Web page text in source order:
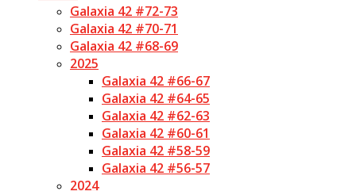
Galaxia 42 #72-73
Galaxia 42 #70-71
Galaxia 42 #68-69
2025
Galaxia 42 #66-67
Galaxia 42 #64-65
Galaxia 42 #62-63
Galaxia 42 #60-61
Galaxia 42 #58-59
Galaxia 42 #56-57
2024